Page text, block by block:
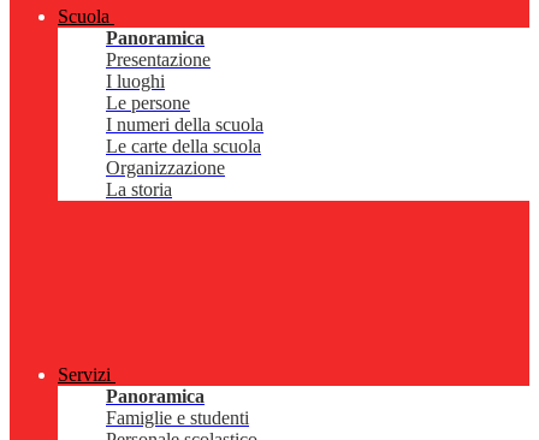
Scuola
Panoramica
Presentazione
I luoghi
Le persone
I numeri della scuola
Le carte della scuola
Organizzazione
La storia
Servizi
Panoramica
Famiglie e studenti